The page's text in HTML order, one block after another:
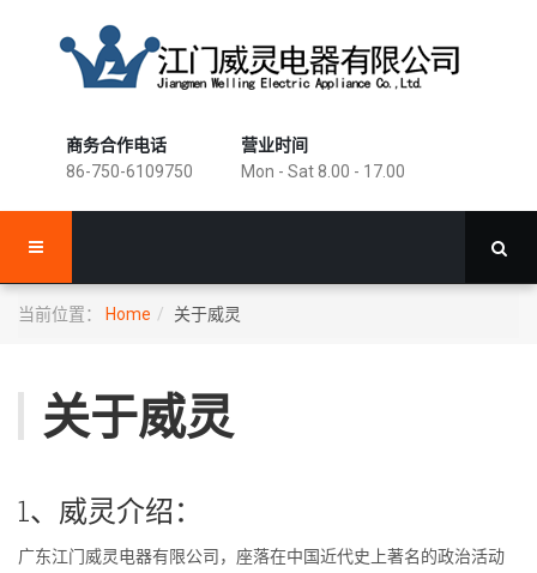
商务合作电话
86-750-6109750
营业时间
Mon - Sat 8.00 - 17.00
当前位置： Home 关于威灵
关于威灵
1、威灵介绍：
广东江门威灵电器有限公司，座落在中国近代史上著名的政治活动